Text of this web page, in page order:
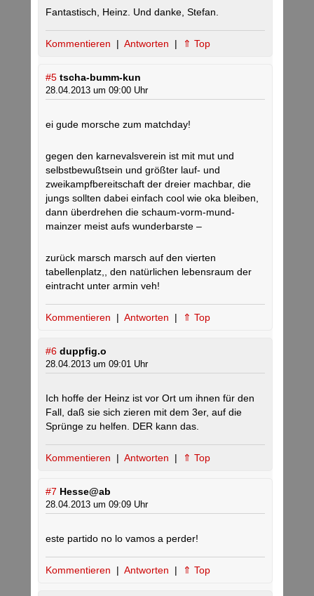
Fantastisch, Heinz. Und danke, Stefan.
Kommentieren | Antworten | ⇑ Top
#5 tscha-bumm-kun
28.04.2013 um 09:00 Uhr
ei gude morsche zum matchday!
gegen den karnevalsverein ist mit mut und
selbstbewußtsein und größter lauf- und
zweikampfbereitschaft der dreier machbar, die
jungs sollten dabei einfach cool wie oka bleiben,
dann überdrehen die schaum-vorm-mund-
mainzer meist aufs wunderbarste –
zurück marsch marsch auf den vierten
tabellenplatz,, den natürlichen lebensraum der
eintracht unter armin veh!
Kommentieren | Antworten | ⇑ Top
#6 duppfig.o
28.04.2013 um 09:01 Uhr
Ich hoffe der Heinz ist vor Ort um ihnen für den
Fall, daß sie sich zieren mit dem 3er, auf die
Sprünge zu helfen. DER kann das.
Kommentieren | Antworten | ⇑ Top
#7 Hesse@ab
28.04.2013 um 09:09 Uhr
este partido no lo vamos a perder!
Kommentieren | Antworten | ⇑ Top